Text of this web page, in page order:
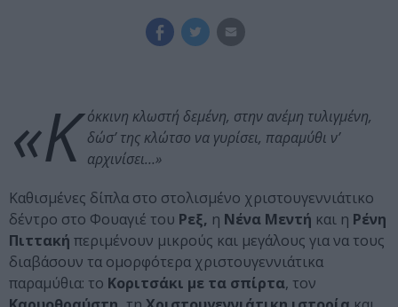
«Κ όκκινη κλωστή δεμένη, στην ανέμη τυλιγμένη,
δώσ’ της κλώτσο να γυρίσει, παραμύθι ν’
αρχινίσει…»
Καθισμένες δίπλα στο στολισμένο χριστουγεννιάτικο
δέντρο στο Φουαγιέ του Ρεξ, η Νένα Μεντή και η Ρένη
Πιττακή περιμένουν μικρούς και μεγάλους για να τους
διαβάσουν τα ομορφότερα χριστουγεννιάτικα
παραμύθια: το Κοριτσάκι με τα σπίρτα, τον